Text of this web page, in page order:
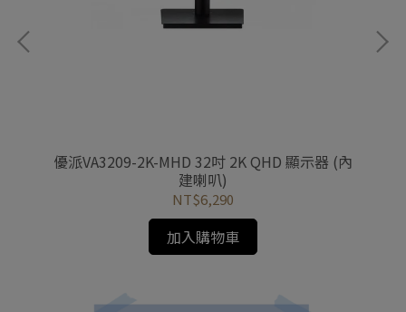
優派VA3209-2K-MHD 32吋 2K QHD 顯示器 (內
建喇叭)
NT$6,290
加入購物車